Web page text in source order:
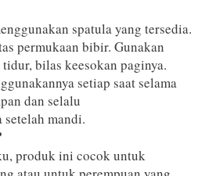
spatula yang tersedia.
permukaan bibir. Gunakan
bilas keesokan paginya.
setiap saat selama
dan selalu
mandi.
produk ini cocok untuk